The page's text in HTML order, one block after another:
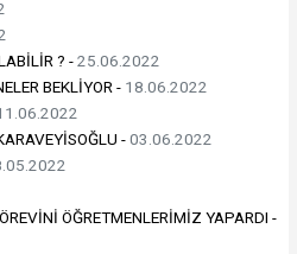
? -25.06.2022
BEKLİYOR - 18.06.2022
-03.06.2022
ÖĞRETMENLERİMİZ YAPARDI -